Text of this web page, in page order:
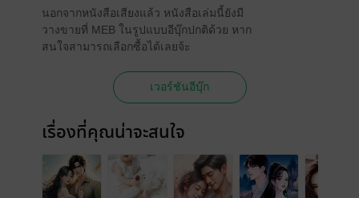
นอกจากหนังสือเสียงแล้ว หนังสือเล่มนี้ยังมี
วางขายที่ MEB ในรูปแบบอีบุ๊กปกติด้วย หาก
สนใจสามารถเลือกซื้อได้เลยจ้ะ
เวอร์ชันอีบุ๊ก
เรื่องที่คุณน่าจะสนใจ